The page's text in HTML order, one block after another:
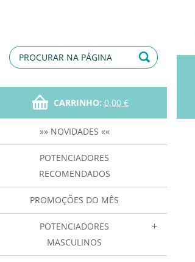
CARRINHO: 0,00 €
»» NOVIDADES ««
POTENCIADORES
RECOMENDADOS
PROMOÇÕES DO MÊS
POTENCIADORES
MASCULINOS